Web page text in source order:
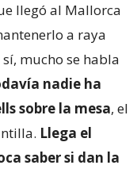
llegó al Mallorca
a raya
mucho se habla
nadie ha
sobre la mesa, el
Llega el
saber si dan la